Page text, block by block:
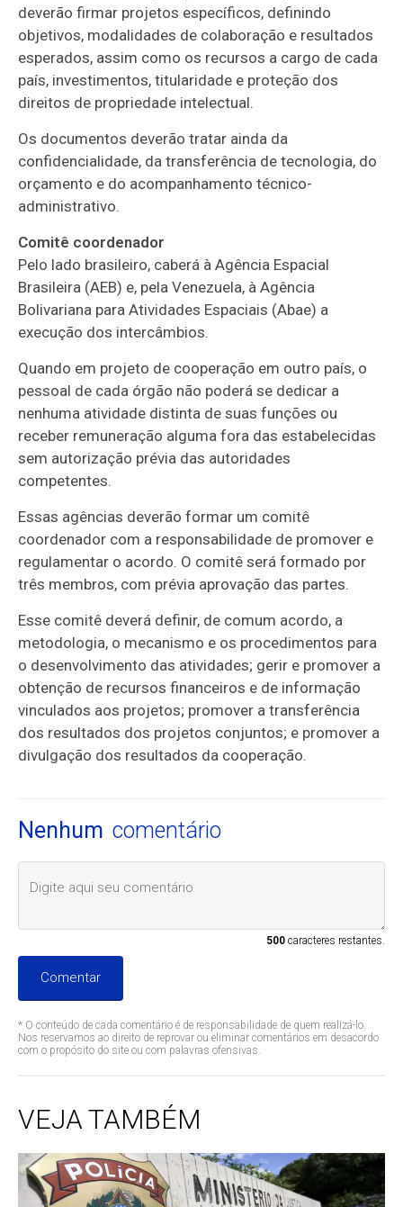
deverão firmar projetos específicos, definindo
objetivos, modalidades de colaboração e resultados
esperados, assim como os recursos a cargo de cada
país, investimentos, titularidade e proteção dos
direitos de propriedade intelectual.
Os documentos deverão tratar ainda da
confidencialidade, da transferência de tecnologia, do
orçamento e do acompanhamento técnico-
administrativo.
Comitê coordenador
Pelo lado brasileiro, caberá à Agência Espacial
Brasileira (AEB) e, pela Venezuela, à Agência
Bolivariana para Atividades Espaciais (Abae) a
execução dos intercâmbios.
Quando em projeto de cooperação em outro país, o
pessoal de cada órgão não poderá se dedicar a
nenhuma atividade distinta de suas funções ou
receber remuneração alguma fora das estabelecidas
sem autorização prévia das autoridades
competentes.
Essas agências deverão formar um comitê
coordenador com a responsabilidade de promover e
regulamentar o acordo. O comitê será formado por
três membros, com prévia aprovação das partes.
Esse comitê deverá definir, de comum acordo, a
metodologia, o mecanismo e os procedimentos para
o desenvolvimento das atividades; gerir e promover a
obtenção de recursos financeiros e de informação
vinculados aos projetos; promover a transferência
dos resultados dos projetos conjuntos; e promover a
divulgação dos resultados da cooperação.
Nenhum comentário
500caracteres restantes.
Comentar
* O conteúdo de cada comentário é de responsabilidade de quem realizá-lo.
Nos reservamos ao direito de reprovar ou eliminar comentários em desacordo
com o propósito do site ou com palavras ofensivas.
VEJA TAMBÉM